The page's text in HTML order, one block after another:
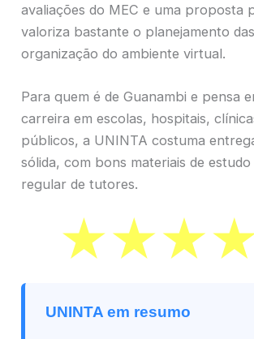
avaliações do MEC e uma proposta
valoriza bastante o planejamento
organização do ambiente virtual.
Para quem é de Guanambi e pensa
carreira em escolas, hospitais,
públicos, a UNINTA costuma
sólida, com bons materiais de
regular de tutores.
UNINTA em resumo